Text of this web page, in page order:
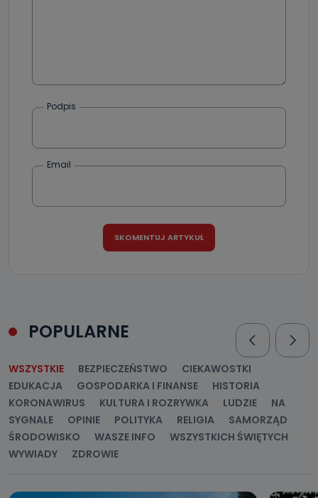
Podpis
Email
POPULARNE
WSZYSTKIE BEZPIECZEŃSTWO
CIEKAWOSTKI
EDUKACJA
GOSPODARKA I FINANSE
HISTORIA
KORONAWIRUS
KULTURA I ROZRYWKA LUDZIE
NA
SYGNALE
OPINIE POLITYKA RELIGIA
SAMORZĄD
ŚRODOWISKO
WASZE INFO
WSZYSTKICH ŚWIĘTYCH
WYWIADY
ZDROWIE